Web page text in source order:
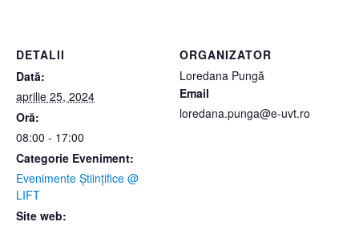
DETALII
Dată:
aprilie 25, 2024
Oră:
08:00 - 17:00
Categorie Eveniment:
Evenimente Științifice @
LIFT
Site web:
ORGANIZATOR
Loredana Pungă
Email
loredana.punga@e-uvt.ro